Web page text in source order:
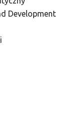
Development